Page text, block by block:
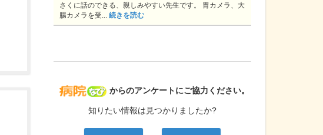
病院なび
からのアンケートにご協力ください。
知りたい情報は見つかりましたか?
さくに話のできる、親しみやすい先生です。 胃カメラ、大
腸カメラを受... 続きを読む